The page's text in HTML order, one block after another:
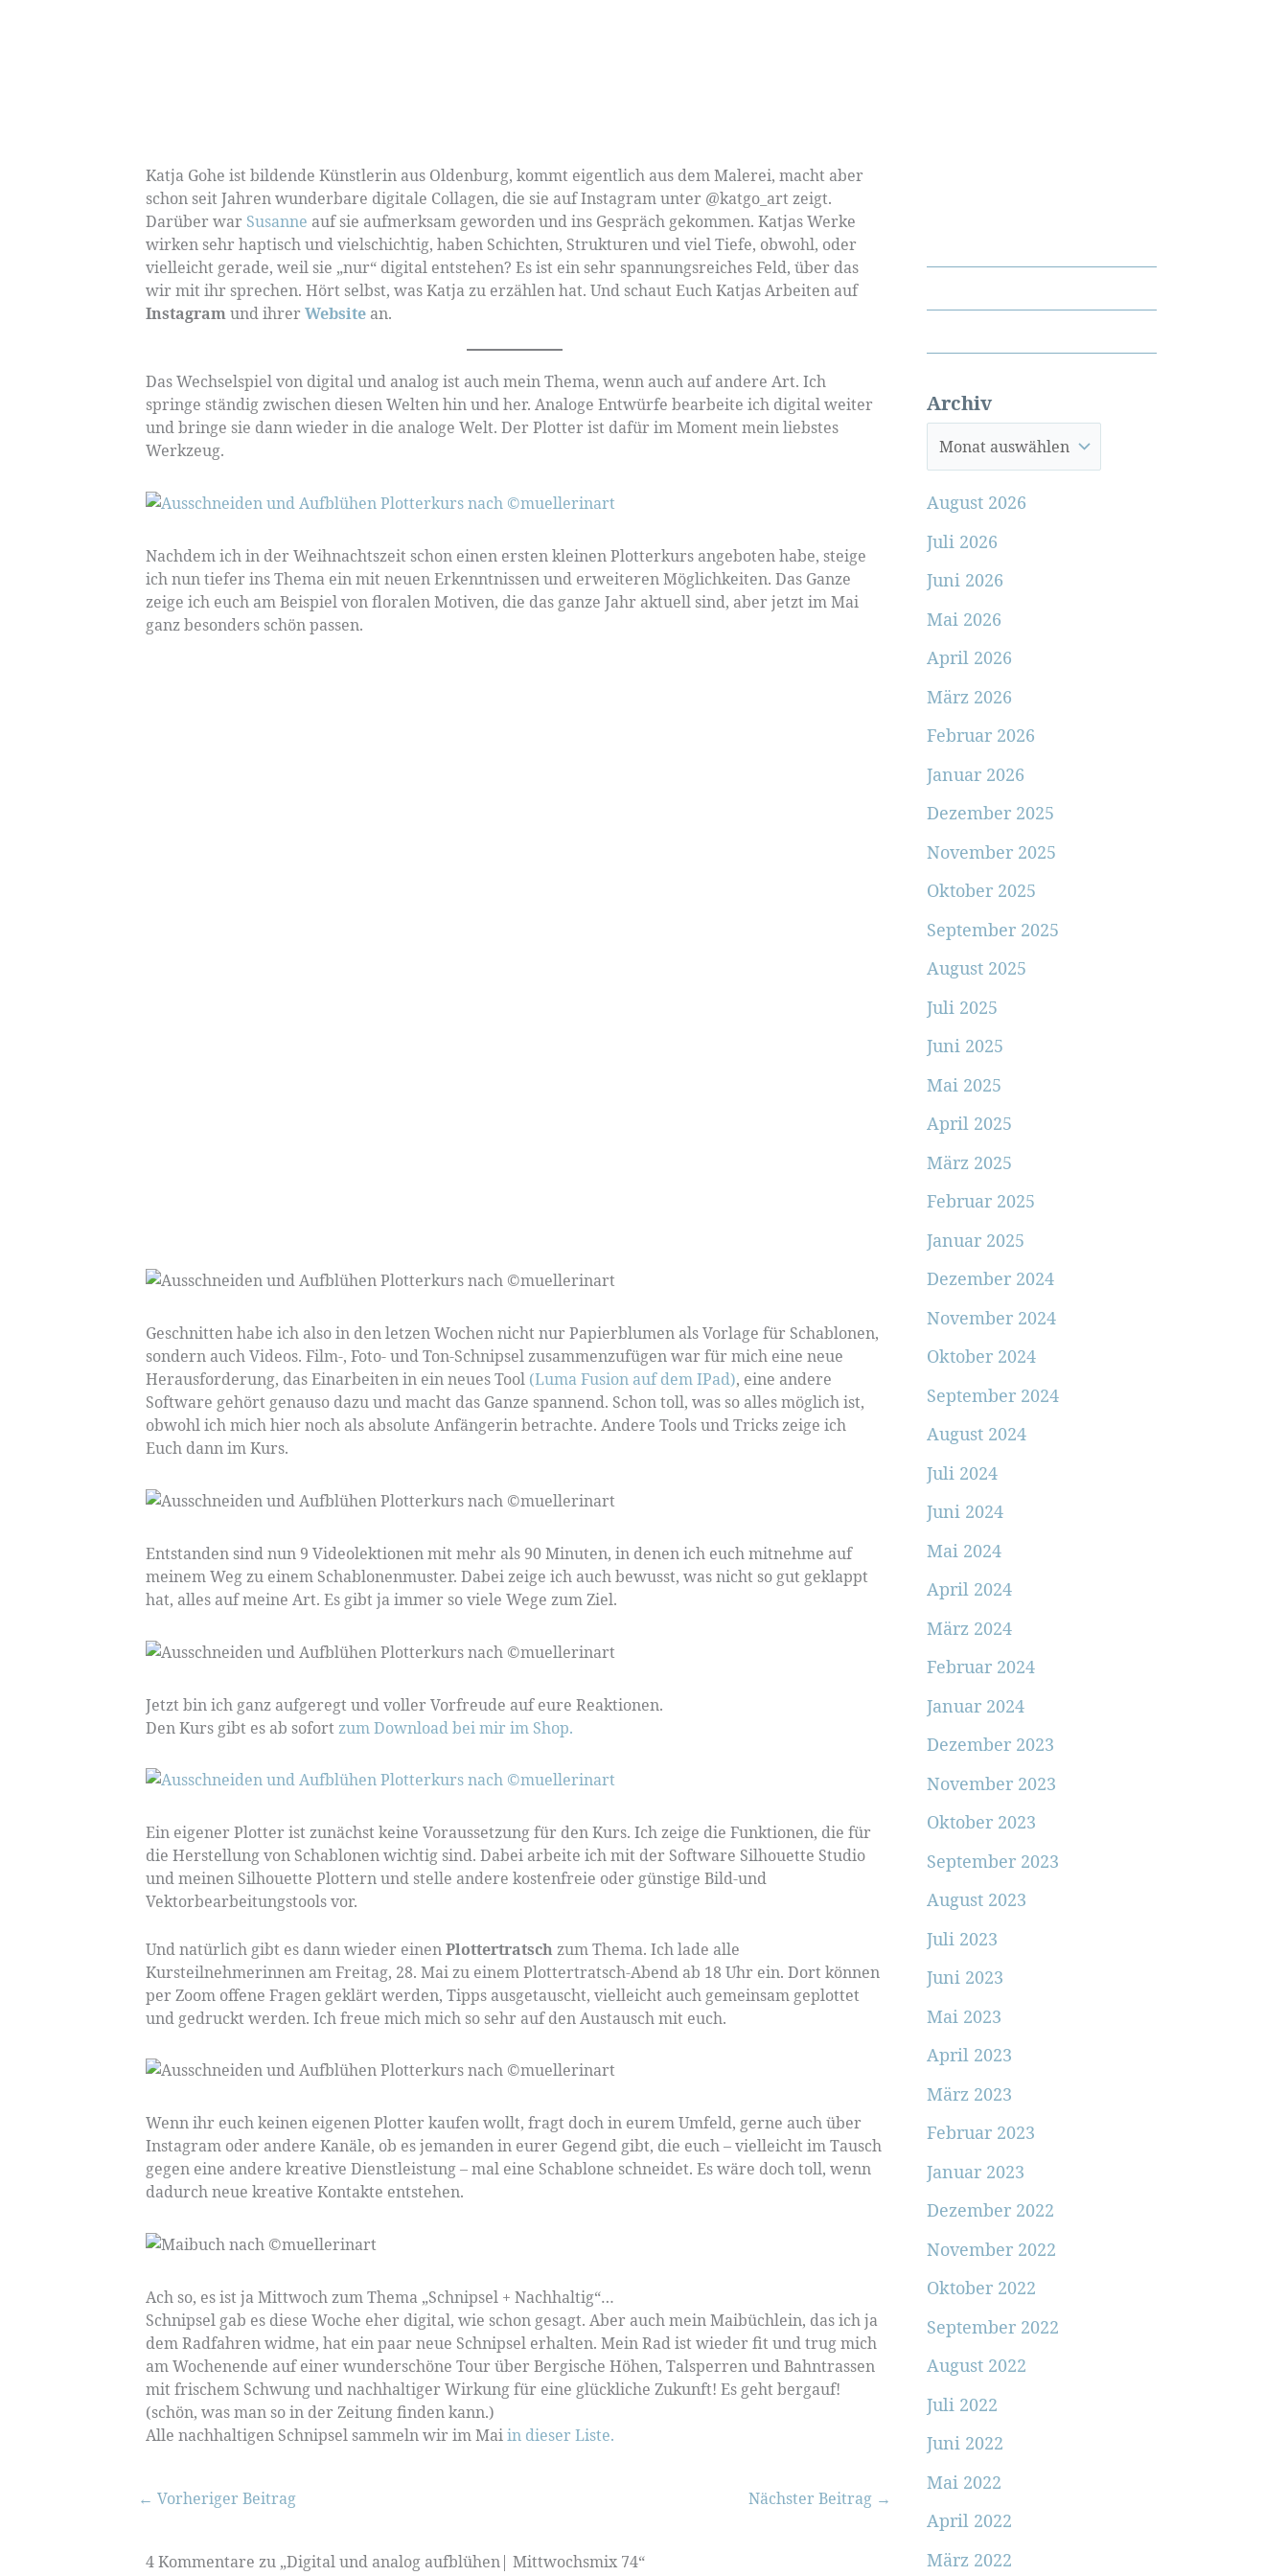
Katja Gohe ist bildende Künstlerin aus Oldenburg, kommt eigentlich aus dem Malerei, macht aber
schon seit Jahren wunderbare digitale Collagen, die sie auf Instagram unter @katgo_art zeigt.
Darüber war Susanne auf sie aufmerksam geworden und ins Gespräch gekommen. Katjas Werke
wirken sehr haptisch und vielschichtig, haben Schichten, Strukturen und viel Tiefe, obwohl, oder
vielleicht gerade, weil sie „nur“ digital entstehen? Es ist ein sehr spannungsreiches Feld, über das
wir mit ihr sprechen. Hört selbst, was Katja zu erzählen hat. Und schaut Euch Katjas Arbeiten auf
Instagramund ihrer Website an.
Das Wechselspiel von digital und analog ist auch mein Thema, wenn auch auf andere Art. Ich
springe ständig zwischen diesen Welten hin und her. Analoge Entwürfe bearbeite ich digital weiter
und bringe sie dann wieder in die analoge Welt. Der Plotter ist dafür im Moment mein liebstes
Werkzeug.
Nachdem ich in der Weihnachtszeit schon einen ersten kleinen Plotterkurs angeboten habe, steige
ich nun tiefer ins Thema ein mit neuen Erkenntnissen und erweiteren Möglichkeiten. Das Ganze
zeige ich euch am Beispiel von floralen Motiven, die das ganze Jahr aktuell sind, aber jetzt im Mai
ganz besonders schön passen.
Geschnitten habe ich also in den letzen Wochen nicht nur Papierblumen als Vorlage für Schablonen,
sondern auch Videos. Film-, Foto- und Ton-Schnipsel zusammenzufügen war für mich eine neue
Herausforderung, das Einarbeiten in ein neues Tool (Luma Fusion auf dem IPad), eine andere
Software gehört genauso dazu und macht das Ganze spannend. Schon toll, was so alles möglich ist,
obwohl ich mich hier noch als absolute Anfängerin betrachte. Andere Tools und Tricks zeige ich
Euch dann im Kurs.
Entstanden sind nun 9 Videolektionen mit mehr als 90 Minuten, in denen ich euch mitnehme auf
meinem Weg zu einem Schablonenmuster. Dabei zeige ich auch bewusst, was nicht so gut geklappt
hat, alles auf meine Art. Es gibt ja immer so viele Wege zum Ziel.
Jetzt bin ich ganz aufgeregt und voller Vorfreude auf eure Reaktionen.
Den Kurs gibt es ab sofortzum Download bei mir im Shop.
Ein eigener Plotter ist zunächst keine Voraussetzung für den Kurs. Ich zeige die Funktionen, die für
die Herstellung von Schablonen wichtig sind. Dabei arbeite ich mit der Software Silhouette Studio
und meinen Silhouette Plottern und stelle andere kostenfreie oder günstige Bild-und
Vektorbearbeitungstools vor.
Und natürlich gibt es dann wieder einenPlottertratschzum Thema. Ich lade alle
Kursteilnehmerinnen am Freitag, 28. Mai zu einem Plottertratsch-Abend ab 18 Uhr ein. Dort können
per Zoom offene Fragen geklärt werden, Tipps ausgetauscht, vielleicht auch gemeinsam geplottet
und gedruckt werden. Ich freue mich mich so sehr auf den Austausch mit euch.
Wenn ihr euch keinen eigenen Plotter kaufen wollt, fragt doch in eurem Umfeld, gerne auch über
Instagram oder andere Kanäle, ob es jemanden in eurer Gegend gibt, die euch – vielleicht im Tausch
gegen eine andere kreative Dienstleistung – mal eine Schablone schneidet. Es wäre doch toll, wenn
dadurch neue kreative Kontakte entstehen.
Ach so, es ist ja Mittwoch zum Thema „Schnipsel + Nachhaltig“…
Schnipsel gab es diese Woche eher digital, wie schon gesagt. Aber auch mein Maibüchlein, das ich ja
dem Radfahren widme, hat ein paar neue Schnipsel erhalten. Mein Rad ist wieder fit und trug mich
am Wochenende auf einer wunderschöne Tour über Bergische Höhen, Talsperren und Bahntrassen
mit frischem Schwung und nachhaltiger Wirkung für eine glückliche Zukunft! Es geht bergauf!
(schön, was man so in der Zeitung finden kann.)
Alle nachhaltigen Schnipsel sammeln wir im Maiin dieser Liste.
← Vorheriger Beitrag Nächster Beitrag →
4 Kommentare zu „Digital und analog aufblühen| Mittwochsmix 74“
Archiv
August 2026
Juli 2026
Juni 2026
Mai 2026
April 2026
März 2026
Februar 2026
Januar 2026
Dezember 2025
November 2025
Oktober 2025
September 2025
August 2025
Juli 2025
Juni 2025
Mai 2025
April 2025
März 2025
Februar 2025
Januar 2025
Dezember 2024
November 2024
Oktober 2024
September 2024
August 2024
Juli 2024
Juni 2024
Mai 2024
April 2024
März 2024
Februar 2024
Januar 2024
Dezember 2023
November 2023
Oktober 2023
September 2023
August 2023
Juli 2023
Juni 2023
Mai 2023
April 2023
März 2023
Februar 2023
Januar 2023
Dezember 2022
November 2022
Oktober 2022
September 2022
August 2022
Juli 2022
Juni 2022
Mai 2022
April 2022
März 2022